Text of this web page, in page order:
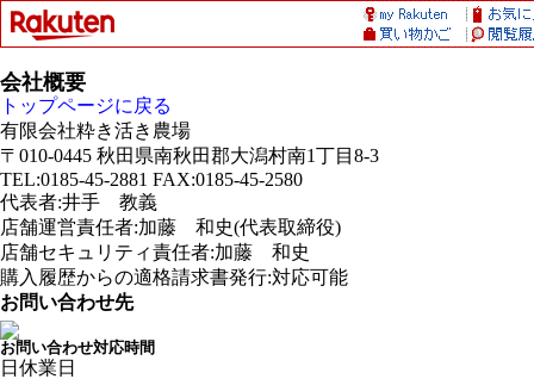
会社概要
トップページに戻る
有限会社粋き活き農場
〒010-0445 秋田県南秋田郡大潟村南1丁目8-3
TEL:0185-45-2881 FAX:0185-45-2580
代表者:井手 教義
店舗運営責任者:加藤 和史(代表取締役)
店舗セキュリティ責任者:加藤 和史
購入履歴からの適格請求書発行:対応可能
お問い合わせ先
お問い合わせ対応時間
日 休業日